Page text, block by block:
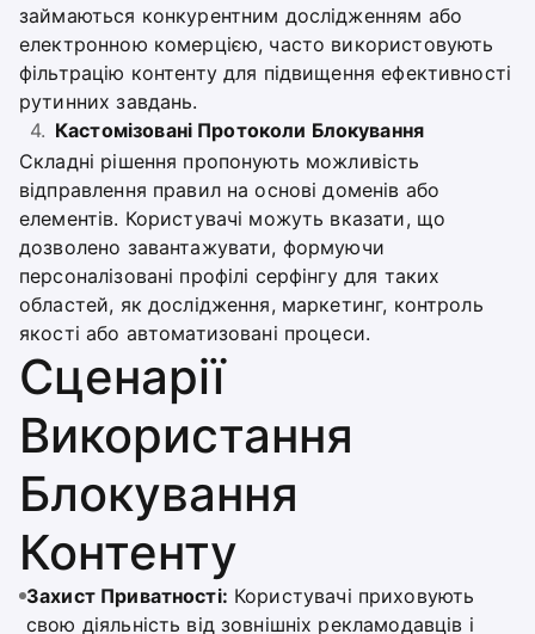
займаються конкурентним дослідженням або
електронною комерцією, часто використовують
фільтрацію контенту для підвищення ефективності
рутинних завдань.
Кастомізовані Протоколи Блокування
Складні рішення пропонують можливість
відправлення правил на основі доменів або
елементів. Користувачі можуть вказати, що
дозволено завантажувати, формуючи
персоналізовані профілі серфінгу для таких
областей, як дослідження, маркетинг, контроль
якості або автоматизовані процеси.
Сценарії
Використання
Блокування
Контенту
Захист Приватності: Користувачі приховують
свою діяльність від зовнішніх рекламодавців і